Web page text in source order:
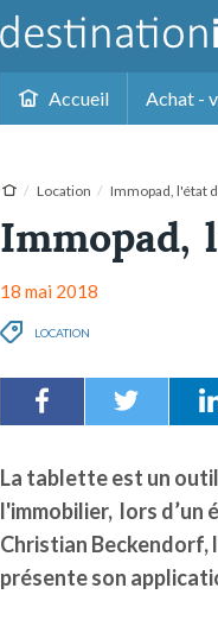
Accueil Achat -
Location Immopad, l'état
Immopad,
18 mai 2018
LOCATION
La tablette est un
l'immobilier, lors d’un
Christian Beckendorf,
présente son